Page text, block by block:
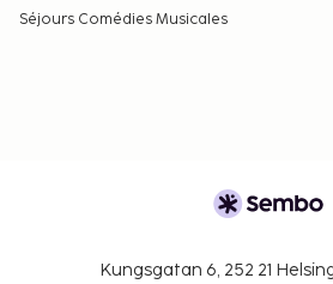
Séjours Comédies Musicales
Kungsgatan 6, 252 21